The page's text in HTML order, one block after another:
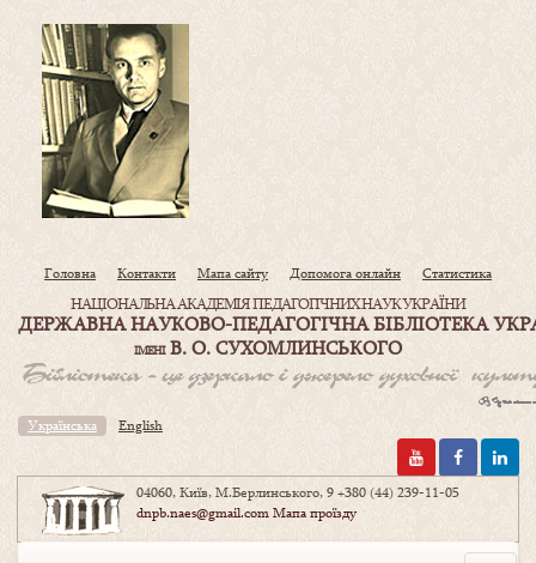
Головна Контакти Мапа сайту Допомога онлайн Статистика
НАЦІОНАЛЬНА АКАДЕМІЯ ПЕДАГОГІЧНИХ НАУК УКРАЇНИ
ДЕРЖАВНА НАУКОВО-ПЕДАГОГІЧНА БІБЛІОТЕКА
ІМЕНІВ. О. СУХОМЛИНСЬКОГО
Українська English
04060, Київ, М.Берлинського, 9+380 (44) 239-11-05
dnpb.naes@gmail.comМапа проїзду